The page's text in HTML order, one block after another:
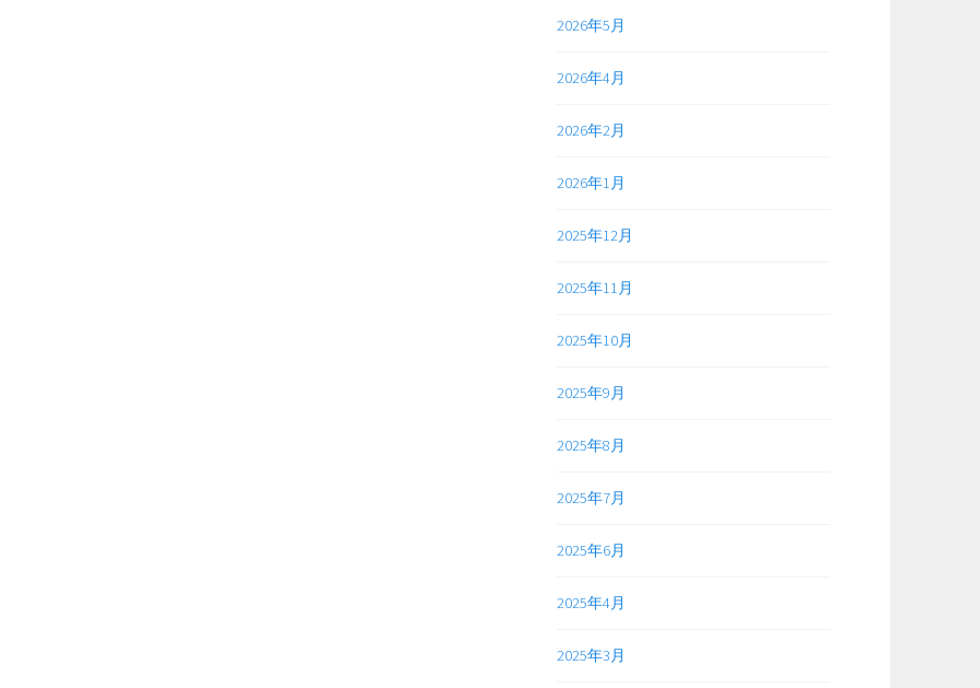
2026年5月
2026年4月
2026年2月
2026年1月
2025年12月
2025年11月
2025年10月
2025年9月
2025年8月
2025年7月
2025年6月
2025年4月
2025年3月